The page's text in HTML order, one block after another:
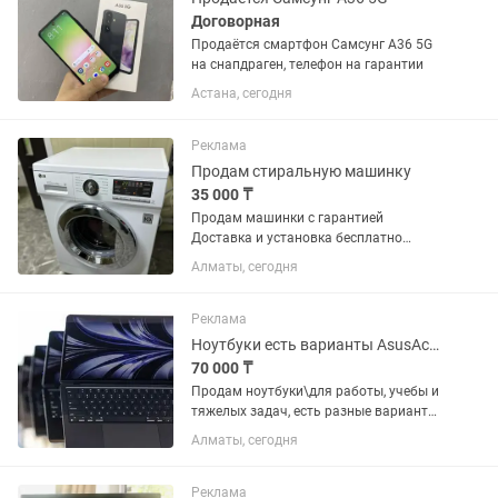
Договорная
Продаётся смартфон Самсунг А36 5G
на снапдраген, телефон на гарантии
Астана, сегодня
Реклама
Продам стиральную машинку
35 000 ₸
Продам машинки с гарантией
Доставка и установка бесплатно
можно обмен на не рабочий с
доплатой Позвоните уточните
Алматы, сегодня
Реклама
Ноутбуки есть варианты AsusAcerHPLenovoDEll
70 000 ₸
Продам ноутбуки\для работы, учебы и
тяжелых задач, есть разные варианты
Звоните или Пишите на Подберу для
Ваших задач, характеристики разные
подробностями или...
Алматы, сегодня
Реклама